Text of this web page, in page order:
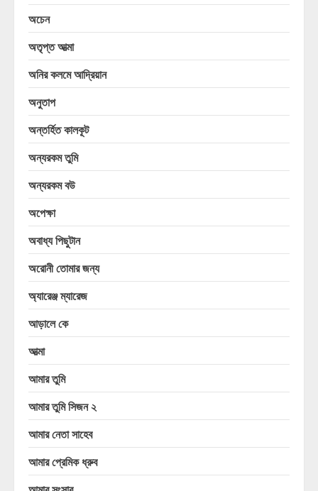
অচেন
অতৃপ্ত আত্মা
অনির কলমে আদ্রিয়ান
অনুতাপ
অন্তর্হিত কালকূট
অন্যরকম তুমি
অন্যরকম বউ
অপেক্ষা
অবাধ্য পিছুটান
অরোনী তোমার জন্য
অ্যারেঞ্জ ম্যারেজ
আড়ালে কে
আত্মা
আমার তুমি
আমার তুমি সিজন ২
আমার নেতা সাহেব
আমার প্রেমিক ধ্রুব